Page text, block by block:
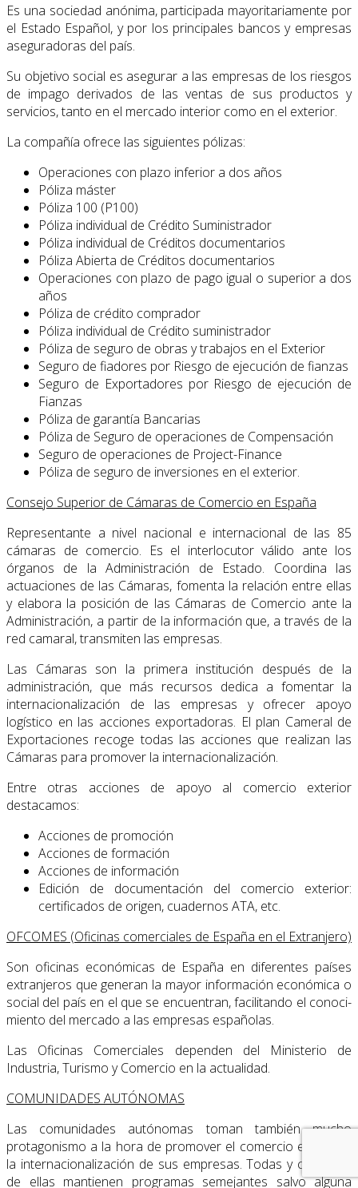
Es una sociedad anónima, participada mayoritariamente por
el Estado Español, y por los principales bancos y empresas
aseguradoras del país.
Su objetivo social es asegurar a las empresas de los riesgos
de impago derivados de las ventas de sus productos y
servicios, tanto en el mercado interior como en el exterior.
La compañía ofrece las siguientes pólizas:
Operaciones con plazo inferior a dos años
Póliza máster
Póliza 100 (P100)
Póliza individual de Crédito Suministrador
Póliza individual de Créditos documentarios
Póliza Abierta de Créditos documentarios
Operaciones con plazo de pago igual o superior a dos
años
Póliza de crédito comprador
Póliza individual de Crédito suministrador
Póliza de seguro de obras y trabajos en el Exterior
Seguro de fiadores por Riesgo de ejecución de fianzas
Seguro de Exportadores por Riesgo de ejecución de
Fianzas
Póliza de garantía Bancarias
Póliza de Seguro de operaciones de Compensación
Seguro de operaciones de Project-Finance
Póliza de seguro de inversiones en el exterior.
Consejo Superior de Cámaras de Comercio en España
Representante a nivel nacional e internacional de las 85
cámaras de comercio. Es el inter­locutor válido ante los
órganos de la Administración de Estado. Coordina las
actuaciones de las Cámaras, fomenta la relación entre ellas
y elabora la posición de las Cámaras de Comercio ante la
Administración, a partir de la información que, a través de la
red cama­ral, transmiten las empresas.
Las Cámaras son la primera institución después de la
administración, que más recursos dedica a fomentar la
internacionalización de las empresas y ofrecer apoyo
logístico en las acciones exportadoras. El plan Cameral de
Exportaciones recoge todas las acciones que realizan las
Cámaras para promover la internacionalización.
Entre otras acciones de apoyo al comercio exterior
destacamos:
Acciones de promoción
Acciones de formación
Acciones de información
Edición de documentación del comercio exterior:
certificados de origen, cuadernos ATA, etc.
OFCOMES (Oficinas comerciales de España en el Extranjero)
Son oficinas económicas de España en diferentes países
extranjeros que generan la mayor información económica o
social del país en el que se encuentran, facilitando el conoci­
miento del mercado a las empresas españolas.
Las Oficinas Comerciales dependen del Ministerio de
Industria, Turismo y Comercio en la actualidad.
COMUNIDADES AUTÓNOMAS
Las comunidades autónomas toman también mucho
protagonismo a la hora de promover el comercio exterior y
la internacionalización de sus empresas. Todas y cada una
de ellas mantienen programas semejantes salvo alguna